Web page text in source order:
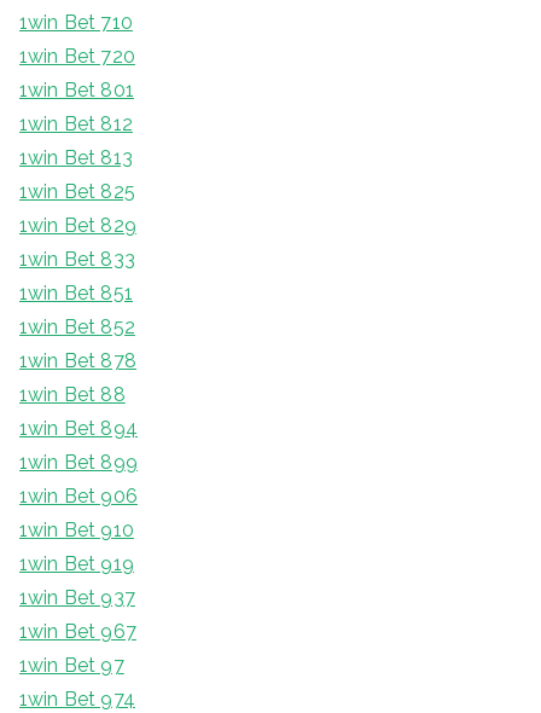
1win Bet 710
1win Bet 720
1win Bet 801
1win Bet 812
1win Bet 813
1win Bet 825
1win Bet 829
1win Bet 833
1win Bet 851
1win Bet 852
1win Bet 878
1win Bet 88
1win Bet 894
1win Bet 899
1win Bet 906
1win Bet 910
1win Bet 919
1win Bet 937
1win Bet 967
1win Bet 97
1win Bet 974